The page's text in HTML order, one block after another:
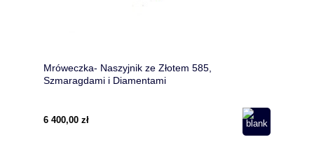
Mróweczka- Naszyjnik ze Złotem 585,
Szmaragdami i Diamentami
6 400,00 zł